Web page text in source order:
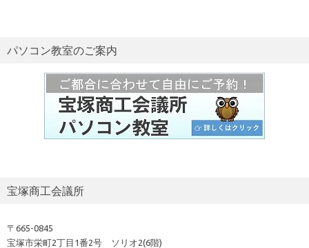
パソコン教室のご案内
宝塚商工会議所
〒665-0845
宝塚市栄町2丁目1番2号 ソリオ2(6階)